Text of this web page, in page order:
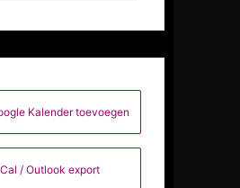
Kalender toevoegen
/ Outlook export